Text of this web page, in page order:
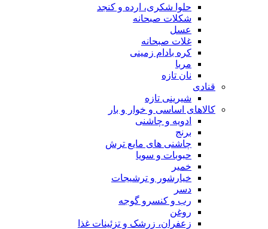
حلوا شکری، ارده و کنجد
شکلات صبحانه
عسل
غلات صبحانه
کره بادام زمینی
مربا
نان تازه
قنادی
شیرینی تازه
کالاهای اساسی و خوار و بار
ادویه و چاشنی
برنج
چاشنی های مایع ترش
حبوبات و سویا
خمیر
خیارشور و ترشیجات
دسر
رب و کنسرو گوجه
روغن
زعفران، زرشک و تزئینات غذا